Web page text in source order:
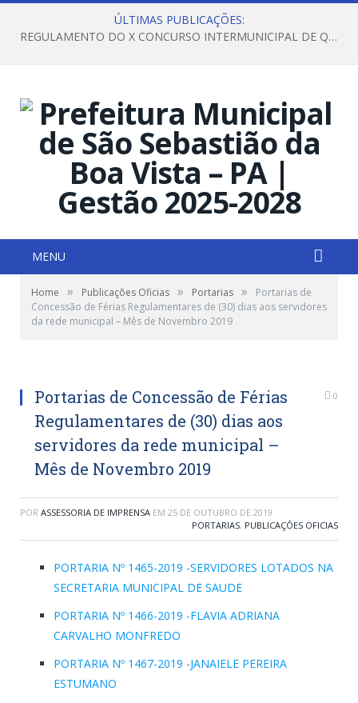
ÚLTIMAS PUBLICAÇÕES:
REGULAMENTO DO X CONCURSO INTERMUNICIPAL DE QUADRILHAS JUNINAS – 2026 – ARRAIÁ DA VENEZA
MENU
Home » Publicações Oficias » Portarias »
Portarias de
Concessão de Férias Regulamentares de (30) dias aos servidores
da rede municipal – Mês de Novembro 2019
Portarias de Concessão de Férias
Regulamentares de (30) dias aos
servidores da rede municipal –
Mês de Novembro 2019
0
POR ASSESSORIA DE IMPRENSA EM 25 DE OUTUBRO DE 2019
PORTARIAS, PUBLICAÇÕES OFICIAS
PORTARIA Nº 1465-2019 -SERVIDORES LOTADOS NA
SECRETARIA MUNICIPAL DE SAUDE
PORTARIA Nº 1466-2019 -FLAVIA ADRIANA
CARVALHO MONFREDO
PORTARIA Nº 1467-2019 -JANAIELE PEREIRA
ESTUMANO